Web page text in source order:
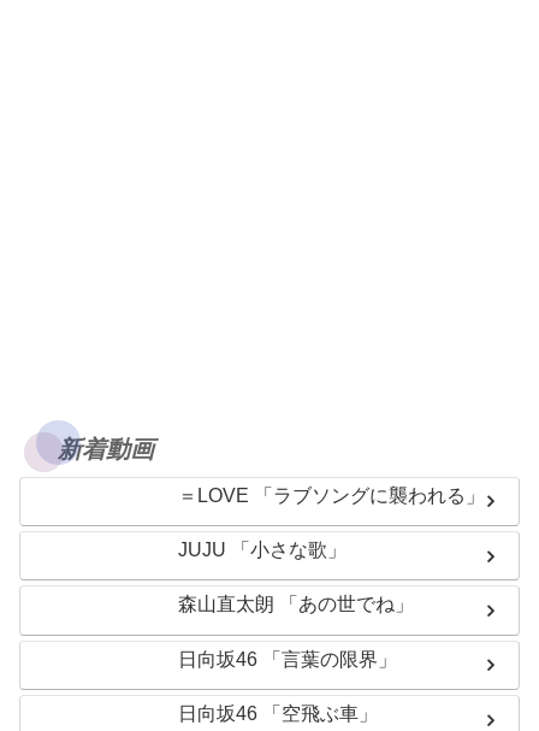
新着動画
＝LOVE 「ラブソングに襲われる」
JUJU 「小さな歌」
森山直太朗 「あの世でね」
日向坂46 「言葉の限界」
日向坂46 「空飛ぶ車」